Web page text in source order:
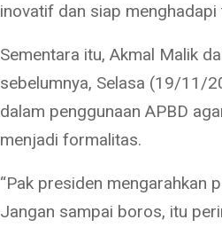
inovatif dan siap menghadapi
Sementara itu, Akmal Malik
sebelumnya, Selasa (19/11/
dalam penggunaan APBD
menjadi formalitas.
“Pak presiden mengarahkan
Jangan sampai boros, itu